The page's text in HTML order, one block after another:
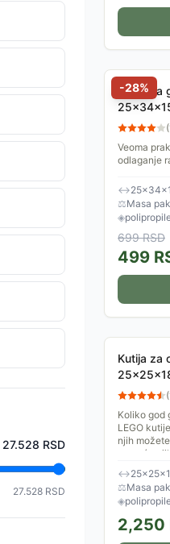
27.528 RSD
27.528 RSD
-28%
Sklopiva
(
Veoma
odlaganje
prtljažniku...
↔
⚖Masa
◈
699RSD
499
Kutija za
(
Koliko god
LEGO
njih
pomoću
↔
⚖Masa
◈
2,250